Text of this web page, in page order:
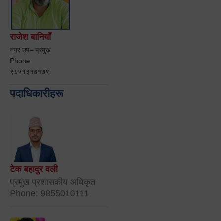
राजेश बानियाँ
नगर उप– प्रमुख
Phone:
९८५१३१७१७९
पदाधिकारीहरू
टेक बहादुर वली
प्रमुख प्रशासकीय अधिकृत
Phone: 9855010111